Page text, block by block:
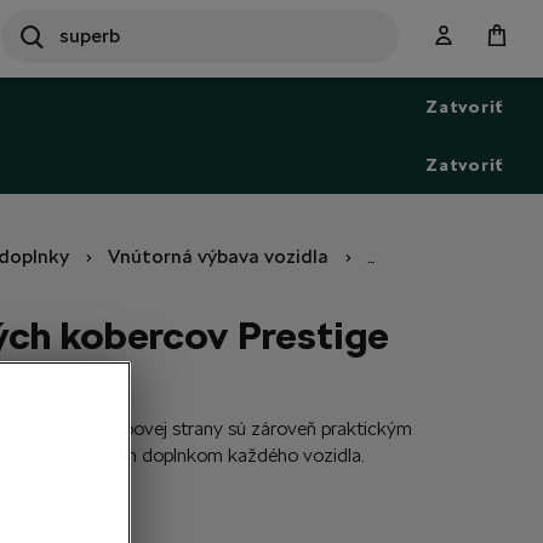
Zatvoriť
Zatvoriť
Vnútorná výbava vozidla Autokoberce
kobercov Prestige
úpravou rubovej strany sú zároveň praktickým
doplnkom každého vozidla.